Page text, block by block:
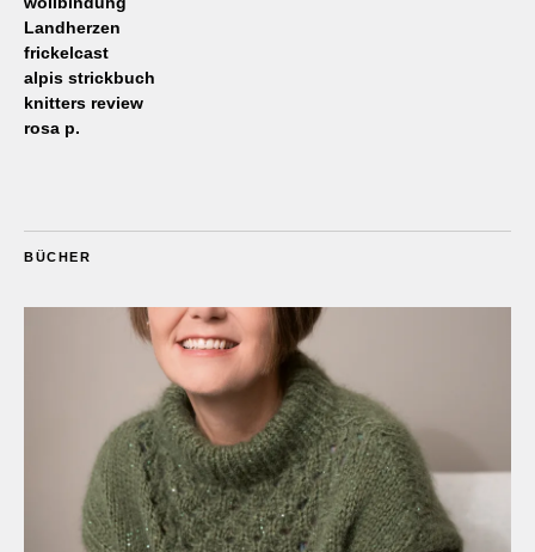
Landherzen
frickelcast
alpis strickbuch
knitters review
rosa p.
BÜCHER